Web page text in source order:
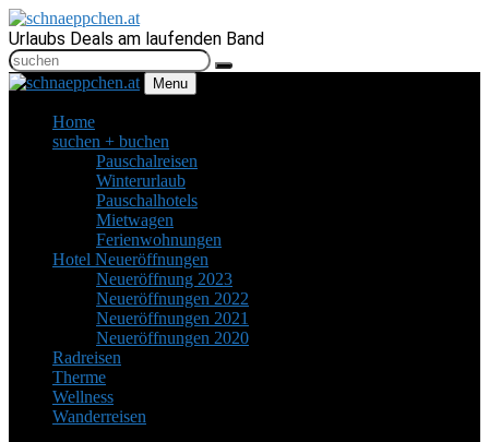
Urlaubs Deals am laufenden Band
Menu
Home
suchen + buchen
Pauschalreisen
Winterurlaub
Pauschalhotels
Mietwagen
Ferienwohnungen
Hotel Neueröffnungen
Neueröffnung 2023
Neueröffnungen 2022
Neueröffnungen 2021
Neueröffnungen 2020
Radreisen
Therme
Wellness
Wanderreisen